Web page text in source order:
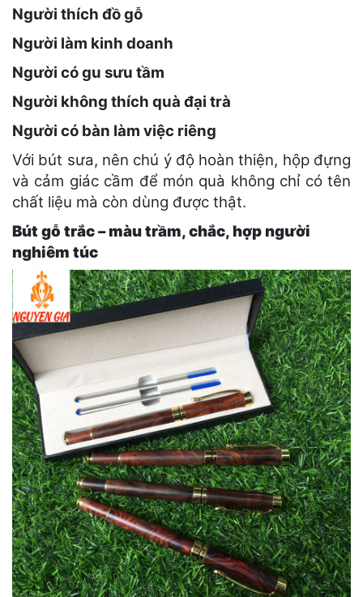
Người thích đồ gỗ
Người làm kinh doanh
Người có gu sưu tầm
Người không thích quà đại trà
Người có bàn làm việc riêng
Với bút sưa, nên chú ý độ hoàn thiện, hộp đựng
và cảm giác cầm để món quà không chỉ có tên
chất liệu mà còn dùng được thật.
Bút gỗ trắc – màu trầm, chắc, hợp người
nghiêm túc